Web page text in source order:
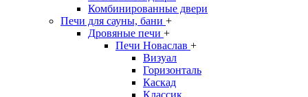
Комбинированные двери
Печи для сауны, бани +
Дровяные печи +
Печи Новаслав +
Визуал
Горизонталь
Каскад
Классик